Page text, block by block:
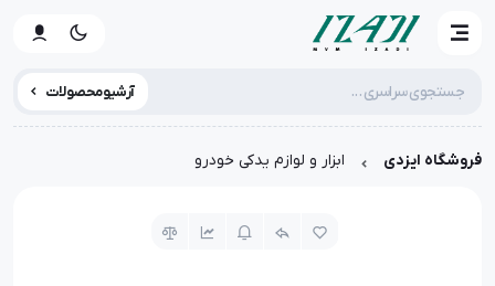
آرشیو محصولات
فروشگاه ایزدی ابزار و لوازم یدکی خودرو